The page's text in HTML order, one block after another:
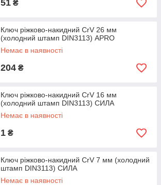
51 ₴
Ключ ріжково-накидний CrV 26 мм
(холодний штамп DIN3113) APRO
Немає в наявності
204 ₴
Ключ ріжково-накидний CrV 16 мм
(холодний штамп DIN3113) СИЛА
Немає в наявності
1 ₴
Ключ ріжково-накидний CrV 7 мм (холодний
штамп DIN3113) СИЛА
Немає в наявності